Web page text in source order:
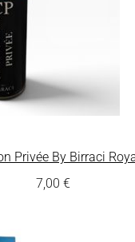
Privée By Birraci
7,00 €